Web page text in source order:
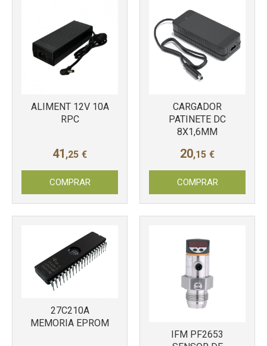
ALIMENT 12V 10A
RPC
41 ,25 €
COMPRAR
CARGADOR
PATINETE DC
8X1,6MM
20,15 €
COMPRAR
27C210A
MEMORIA EPROM
IFM PF2653
Más info Más info
Más info Más info